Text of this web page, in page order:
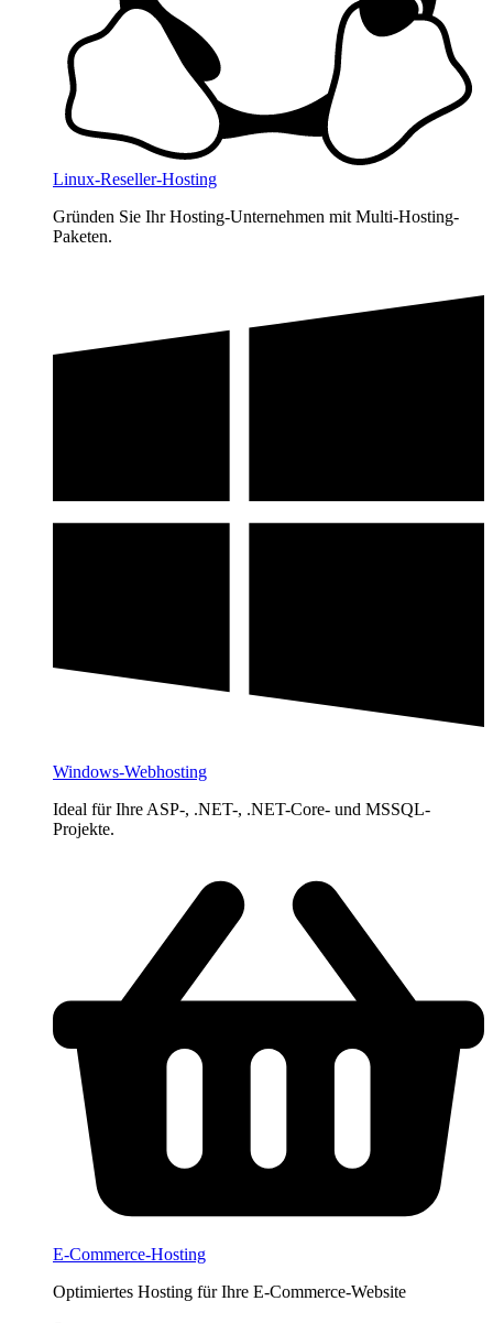
Linux-Reseller-Hosting
Gründen Sie Ihr Hosting-Unternehmen mit Multi-Hosting-
Paketen.
Windows-Webhosting
Ideal für Ihre ASP-, .NET-, .NET-Core- und MSSQL-
Projekte.
E-Commerce-Hosting
Optimiertes Hosting für Ihre E-Commerce-Website